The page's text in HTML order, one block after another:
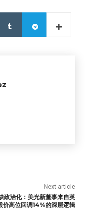
Next article
政治化：美光新董事来自英
价高位回调14%的深层逻辑